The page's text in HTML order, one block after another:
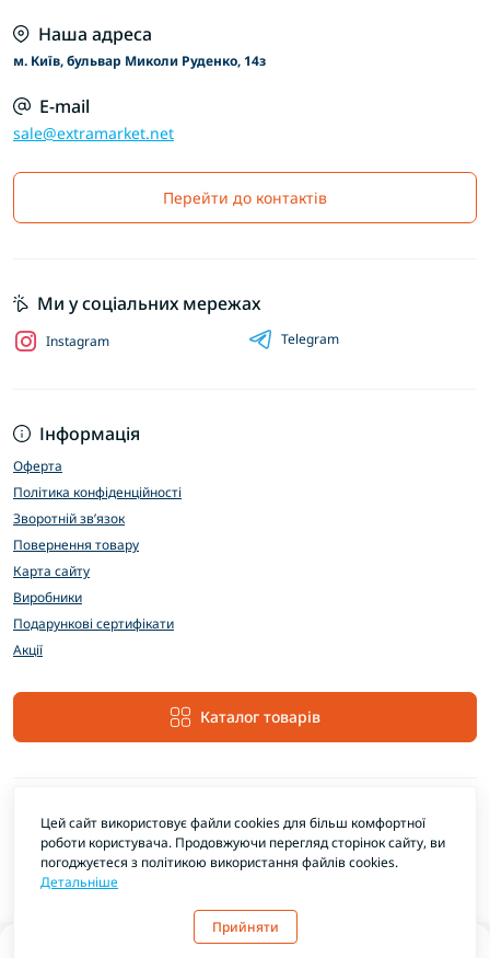
0
Наша адреса
м. Київ, бульвар Миколи Руденко, 14з
E-mail
sale@extramarket.net
Перейти до контактів
Інформація
Оферта
Політика конфіденційності
Зворотній зв’язок
Повернення товару
Карта сайту
Виробники
Подарункові сертифікати
Акції
Каталог товарів
Ми у соціальних мережах
Instagram Telegram
Цей сайт використовує файли cookies для більш комфортної
роботи користувача. Продовжуючи перегляд сторінок сайту, ви
погоджуєтеся з політикою використання файлів cookies.
Детальніше
Прийняти